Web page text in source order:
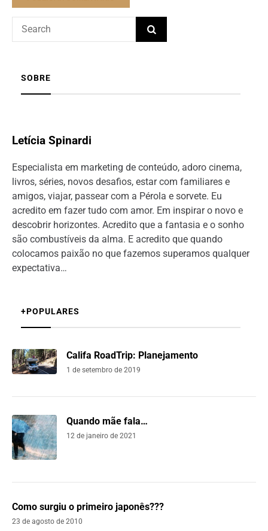
SOBRE
Letícia Spinardi
Especialista em marketing de conteúdo, adoro cinema,
livros, séries, novos desafios, estar com familiares e
amigos, viajar, passear com a Pérola e sorvete. Eu
acredito em fazer tudo com amor. Em inspirar o novo e
descobrir horizontes. Acredito que a fantasia e o sonho
são combustíveis da alma. E acredito que quando
colocamos paixão no que fazemos superamos qualquer
expectativa…
+POPULARES
Califa RoadTrip: Planejamento
1 de setembro de 2019
Quando mãe fala…
12 de janeiro de 2021
Como surgiu o primeiro japonês???
23 de agosto de 2010